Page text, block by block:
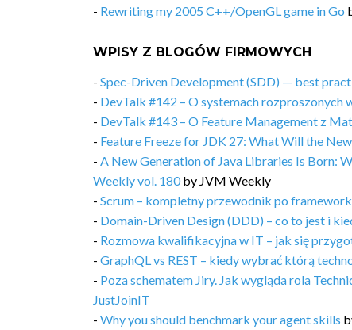
- Rewriting my 2005 C++/OpenGL game in Go
WPISY Z BLOGÓW FIRMOWYCH
- Spec-Driven Development (SDD) — best
- DevTalk #142 – O systemach
- DevTalk #143 – O Feature Management z
- Feature Freeze for JDK 27: What Will the
- A New Generation of Java Libraries Is Born:
Weekly vol. 180by JVM Weekly
- Scrum – kompletny przewodnik po
- Domain-Driven Design (DDD) – co to jest i
- Rozmowa kwalifikacyjna w IT – jak się
- GraphQL vs REST – kiedy wybrać którą
- Poza schematem Jiry. Jak wygląda rola
JustJoinIT
- Why you should benchmark your agent skills